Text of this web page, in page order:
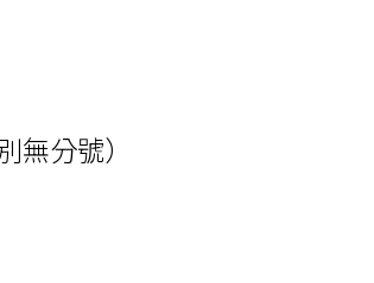
分號）